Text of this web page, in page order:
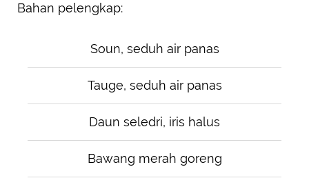
Bahan pelengkap:
Soun, seduh air panas
Tauge, seduh air panas
Daun seledri, iris halus
Bawang merah goreng